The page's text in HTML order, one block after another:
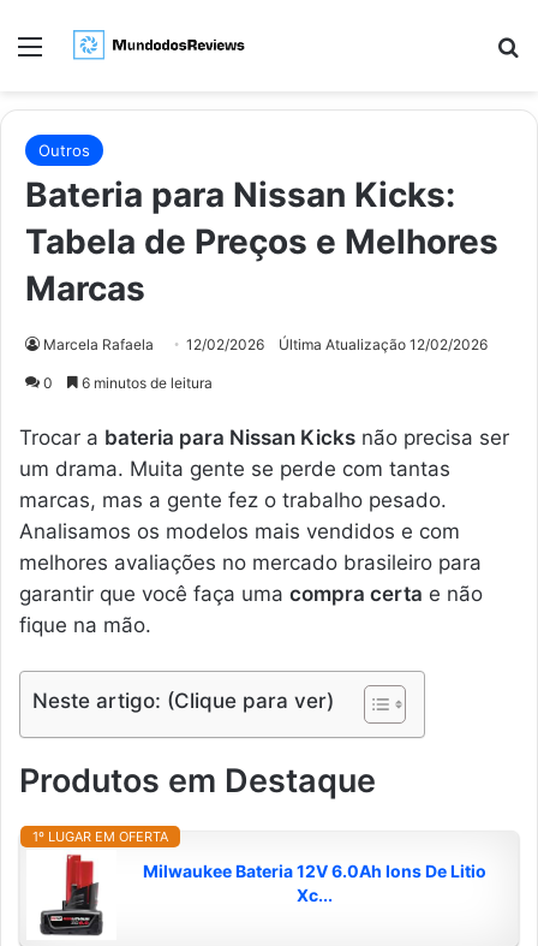
Menu
Outros
Bateria para Nissan Kicks:
Tabela de Preços e Melhores
Marcas
Marcela Rafaela 12/02/2026 Última Atualização 12/02/2026
0 6 minutos de leitura
Trocar a bateria para Nissan Kicks não precisa ser
um drama. Muita gente se perde com tantas
marcas, mas a gente fez o trabalho pesado.
Analisamos os modelos mais vendidos e com
melhores avaliações no mercado brasileiro para
garantir que você faça uma compra certa e não
fique na mão.
Neste artigo: (Clique para ver)
Produtos em Destaque
1º LUGAR EM OFERTA
Milwaukee Bateria 12V 6.0Ah Ions De Litio
Xc...